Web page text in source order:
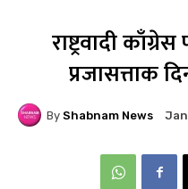
राष्ट्रवादी
प्रजासत्ताक
By Shabnam News